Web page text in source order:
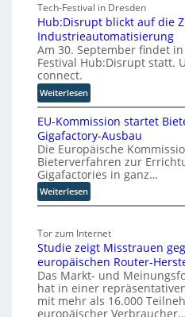
O
n
f
S
c
h
t
t
e
f
ü
d
S
k
a
l
Tech-Festival in Dresden
Hub:Disrupt blickt auf die
Industrieautomatisierung
Am 30. September findet
Festival Hub:Disrupt statt.
connect.
Weiterlesen:
H
u
b
:
D
i
s
r
p
t
b
l
i
c
EU-Kommission startet
Gigafactory-Ausbau
Die Europäische
Bieterverfahren zur
Gigafactories in ganz…
Weiterlesen:
E
-
K
o
m
m
i
Tor zum Internet
Studie zeigt Misstrauen
europäischen Router-
Das Markt- und
hat in einer
mit mehr als 16.000
europäischer Verbraucher…